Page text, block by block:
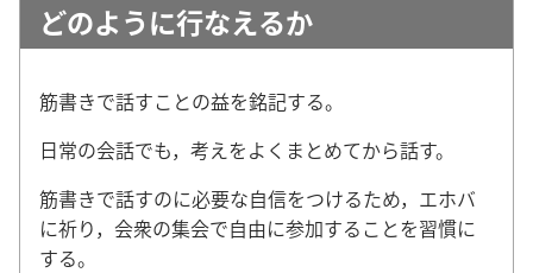
どのように行なえるか
筋書きで話すことの益を銘記する。
日常の会話でも，考えをよくまとめてから話す。
筋書きで話すのに必要な自信をつけるため，エホバ
に祈り，会衆の集会で自由に参加することを習慣に
する。